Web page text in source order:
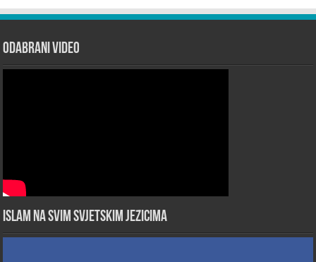
Odabrani Video
Islam na svim svjetskim jezicima